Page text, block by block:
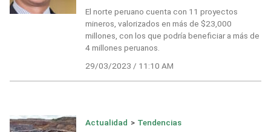
El norte peruano cuenta con 11 proyectos
mineros, valorizados en más de $23,000
millones, con los que podría beneficiar a más de
4 millones peruanos.
29/03/2023 / 11:10 AM
Actualidad > Tendencias